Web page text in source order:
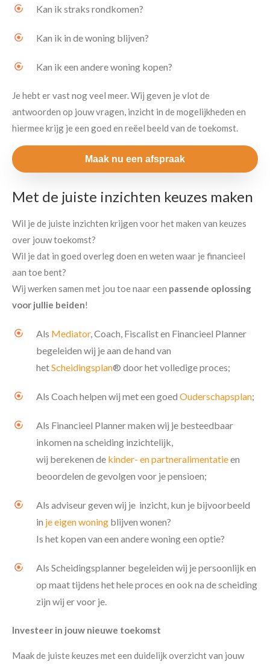
Kan ik straks rondkomen?
Kan ik in de woning blijven?
Kan ik een andere woning kopen?
Je hebt er vast nog veel meer. Wij geven je vlot de
antwoorden op jouw vragen, inzicht in de mogelijkheden en
hiermee krijg je een goed en reëel beeld van de toekomst.
Maak nu een afspraak
Met de juiste inzichten keuzes maken
Wil je de juiste inzichten krijgen voor het maken van keuzes
over jouw toekomst?
Wil je dat in goed overleg doen en weten waar je financieel
aan toe bent?
Wij werken samen met jou toe naar een passende oplossing
voor jullie beiden!
Als Mediator, Coach, Fiscalist en Financieel Planner
begeleiden wij je aan de hand van
hetScheidingsplan® door het volledige proces;
Als Coach helpen wij met een goed Ouderschapsplan;
Als Financieel Planner maken wij je besteedbaar
inkomen na scheiding inzichtelijk,
wij berekenen de kinder- en partneralimentatieen
beoordelen de gevolgen voor je pensioen;
Als adviseur geven wij je inzicht, kun je bijvoorbeeld
in je eigen woning blijven wonen?
Is het kopen van een andere woning een optie?
Als Scheidingsplanner begeleiden wij je persoonlijk en
op maat tijdens het hele proces en ook na de scheiding
zijn wij er voor je.
Investeer in jouw nieuwe toekomst
Maak de juiste keuzes met een duidelijk overzicht van jouw